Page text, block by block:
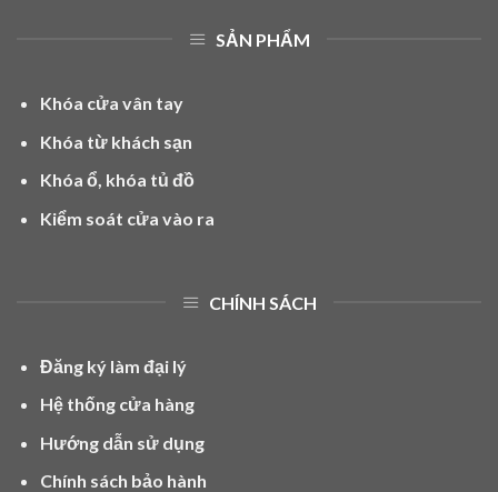
có các loại chính như sau:
Khóa vân tay có tay gạt:
Khóa vân tay tự động:
tự động, thân khóa sẽ kiêm luôn tay nắm mở cửa.
Khóa vân tay không có tay nắm:
Khóa vân tay lắp âm:thường ứng dụng cho những cửa có
Khóa từ nam châm:sử dụng điện và chốt khóa bằng từ nam
châm, thường dùng cho kiểm soát cửa vào ra.
Nhưng thực tế khi khiển khai thì thông thường gia chủ sẽ
chọn hãng nhôm kính chốt phươn án thiết kế dạng đóng mở
SẢN PHẨM
Khóa cửa vân tay
Khóa từ khách sạn
Khóa ổ, khóa tủ đồ
Kiểm soát cửa vào ra
CHÍNH SÁCH
Đăng ký làm đại lý
Hệ thống cửa hàng
Hướng dẫn sử dụng
Chính sách bảo hành